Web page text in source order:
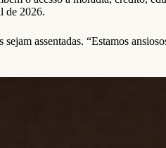
de 2026.
assentadas. “Estamos